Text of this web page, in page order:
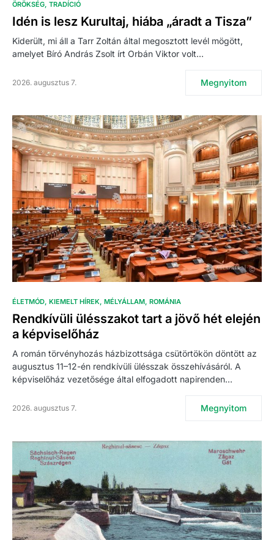
ÖRÖKSÉG TRADÍCIÓ
Idén is lesz Kurultaj, hiába „áradt a Tisza”
Kiderült, mi áll a Tarr Zoltán által megosztott levél mögött,
amelyet Bíró András Zsolt írt Orbán Viktor volt…
2026. augusztus 7. Megnyitom
ÉLETMÓD KIEMELT HÍREK MÉLYÁLLAM ROMÁNIA
Rendkívüli ülésszakot tart a jövő hét elején
a képviselőház
A román törvényhozás házbizottsága csütörtökön döntött az
augusztus 11–12-én rendkívüli ülésszak összehívásáról. A
képviselőház vezetősége által elfogadott napirenden…
2026. augusztus 7. Megnyitom